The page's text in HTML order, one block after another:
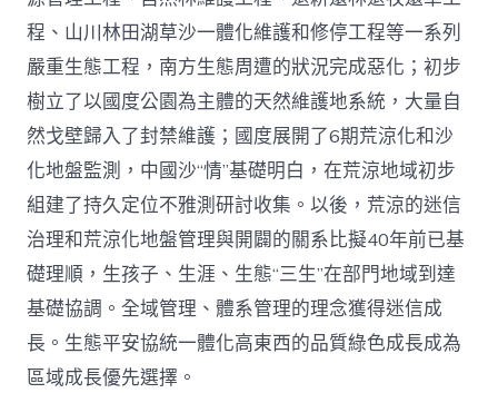
程、山川林田湖草沙一體化維護和修停工程等一系列
嚴重生態工程，南方生態周遭的狀況完成惡化；初步
樹立了以國度公園為主體的天然維護地系統，大量自
然戈壁歸入了封禁維護；國度展開了6期荒涼化和沙
化地盤監測，中國沙“情”基礎明白，在荒涼地域初步
組建了持久定位不雅測研討收集。以後，荒涼的迷信
治理和荒涼化地盤管理與開闢的關系比擬40年前已基
礎理順，生孩子、生涯、生態“三生”在部門地域到達
基礎協調。全域管理、體系管理的理念獲得迷信成
長。生態平安協統一體化高東西的品質綠色成長成為
區域成長優先選擇。